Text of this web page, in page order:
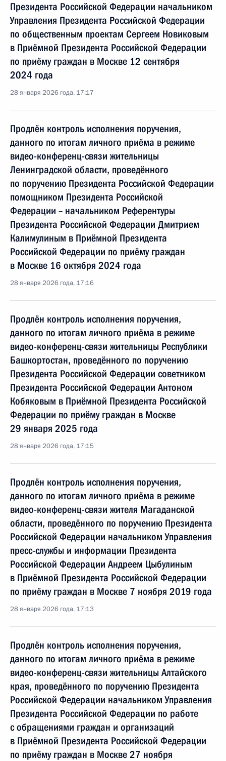
Президента Российской Федерации начальником
Управления Президента Российской Федерации
по общественным проектам Сергеем Новиковым
в Приёмной Президента Российской Федерации
по приёму граждан в Москве 12 сентября
2024 года
28 января 2026 года, 17:17
Продлён контроль исполнения поручения,
данного по итогам личного приёма в режиме
видео-конференц-связи жительницы
Ленинградской области, проведённого
по поручению Президента Российской Федерации
помощником Президента Российской
Федерации – начальником Референтуры
Президента Российской Федерации Дмитрием
Калимулиным в Приёмной Президента
Российской Федерации по приёму граждан
в Москве 16 октября 2024 года
28 января 2026 года, 17:16
Продлён контроль исполнения поручения,
данного по итогам личного приёма в режиме
видео-конференц-связи жительницы Республики
Башкортостан, проведённого по поручению
Президента Российской Федерации советником
Президента Российской Федерации Антоном
Кобяковым в Приёмной Президента Российской
Федерации по приёму граждан в Москве
29 января 2025 года
28 января 2026 года, 17:15
Продлён контроль исполнения поручения,
данного по итогам личного приёма в режиме
видео-конференц-связи жителя Магаданской
области, проведённого по поручению Президента
Российской Федерации начальником Управления
пресс-службы и информации Президента
Российской Федерации Андреем Цыбулиным
в Приёмной Президента Российской Федерации
по приёму граждан в Москве 7 ноября 2019 года
28 января 2026 года, 17:13
Продлён контроль исполнения поручения,
данного по итогам личного приёма в режиме
видео-конференц-связи жительницы Алтайского
края, проведённого по поручению Президента
Российской Федерации начальником Управления
Президента Российской Федерации по работе
с обращениями граждан и организаций
в Приёмной Президента Российской Федерации
по приёму граждан в Москве 27 ноября